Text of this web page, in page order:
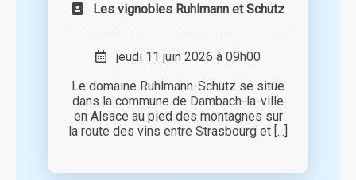
Les vignobles Ruhlmann et Schutz
jeudi 11 juin 2026 à 09h00
Le domaine Ruhlmann-Schutz se situe
dans la commune de Dambach-la-ville
en Alsace au pied des montagnes sur
la route des vins entre Strasbourg et [...]